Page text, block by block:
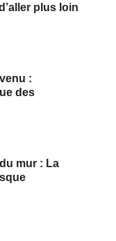
plus loin
:
des
mur : La